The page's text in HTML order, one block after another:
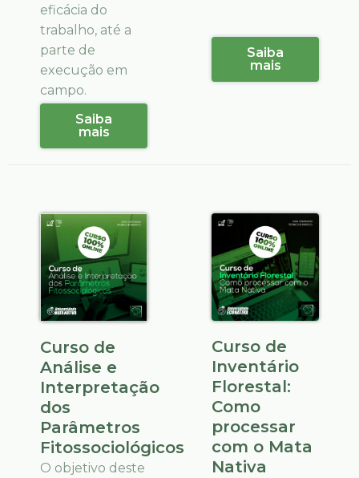
eficácia do
trabalho, até a
parte de
execução em
campo.
Saiba
mais
Saiba
mais
Curso de
Análise e
Interpretação
dos
Parâmetros
Fitossociológicos
O objetivo deste
Curso de
Inventário
Florestal:
Como
processar
com o Mata
Nativa